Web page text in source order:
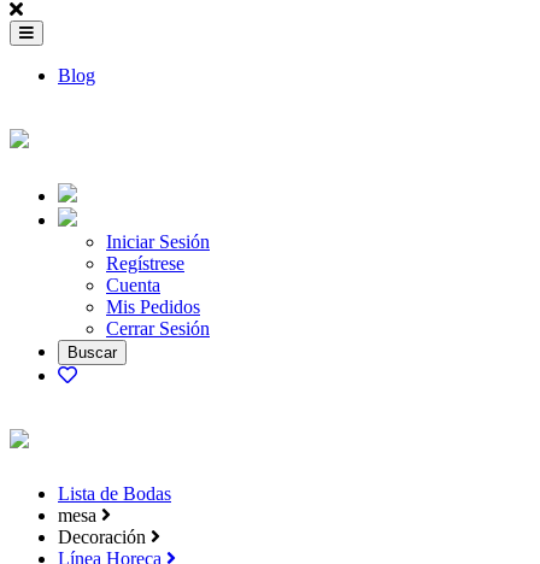
Blog
Iniciar Sesión
Regístrese
Cuenta
Mis Pedidos
Cerrar Sesión
Lista de Bodas
mesa
Decoración
Línea Horeca